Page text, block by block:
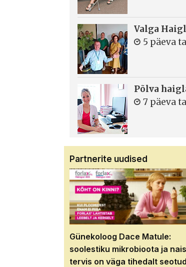
Valga
5 päeva
Põlva
7 päeva
Partnerite uudised
Günekoloog Dace Matule:
soolestiku mikrobioota ja
tervis on väga tihedalt seotud